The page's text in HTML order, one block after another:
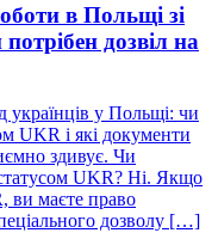
в Польщі зі
дозвіл на
у Польщі: чи
UKR і які документи
здивує. Чи
статусом UKR? Ні. Якщо
ви маєте право
дозволу […]